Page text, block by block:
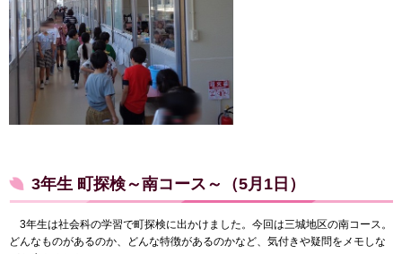
3年生 町探検～南コース～（5月1日）
3年生は社会科の学習で町探検に出かけました。今回は三城地区の南コース。
どんなものがあるのか、どんな特徴があるのかなど、気付きや疑問をメモしな